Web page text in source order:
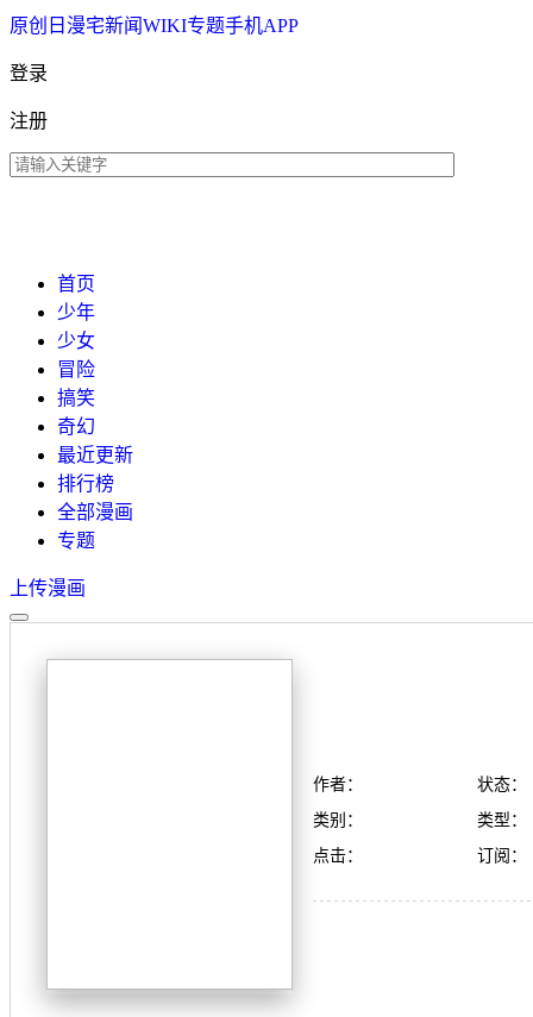
原创 日漫宅新闻WIKI专题手机APP
登录
注册
首页
少年
少女
冒险
搞笑
奇幻
最近更新
排行榜
全部漫画
专题
上传漫画
作者：
状态：
类别：
类型：
点击：
订阅：